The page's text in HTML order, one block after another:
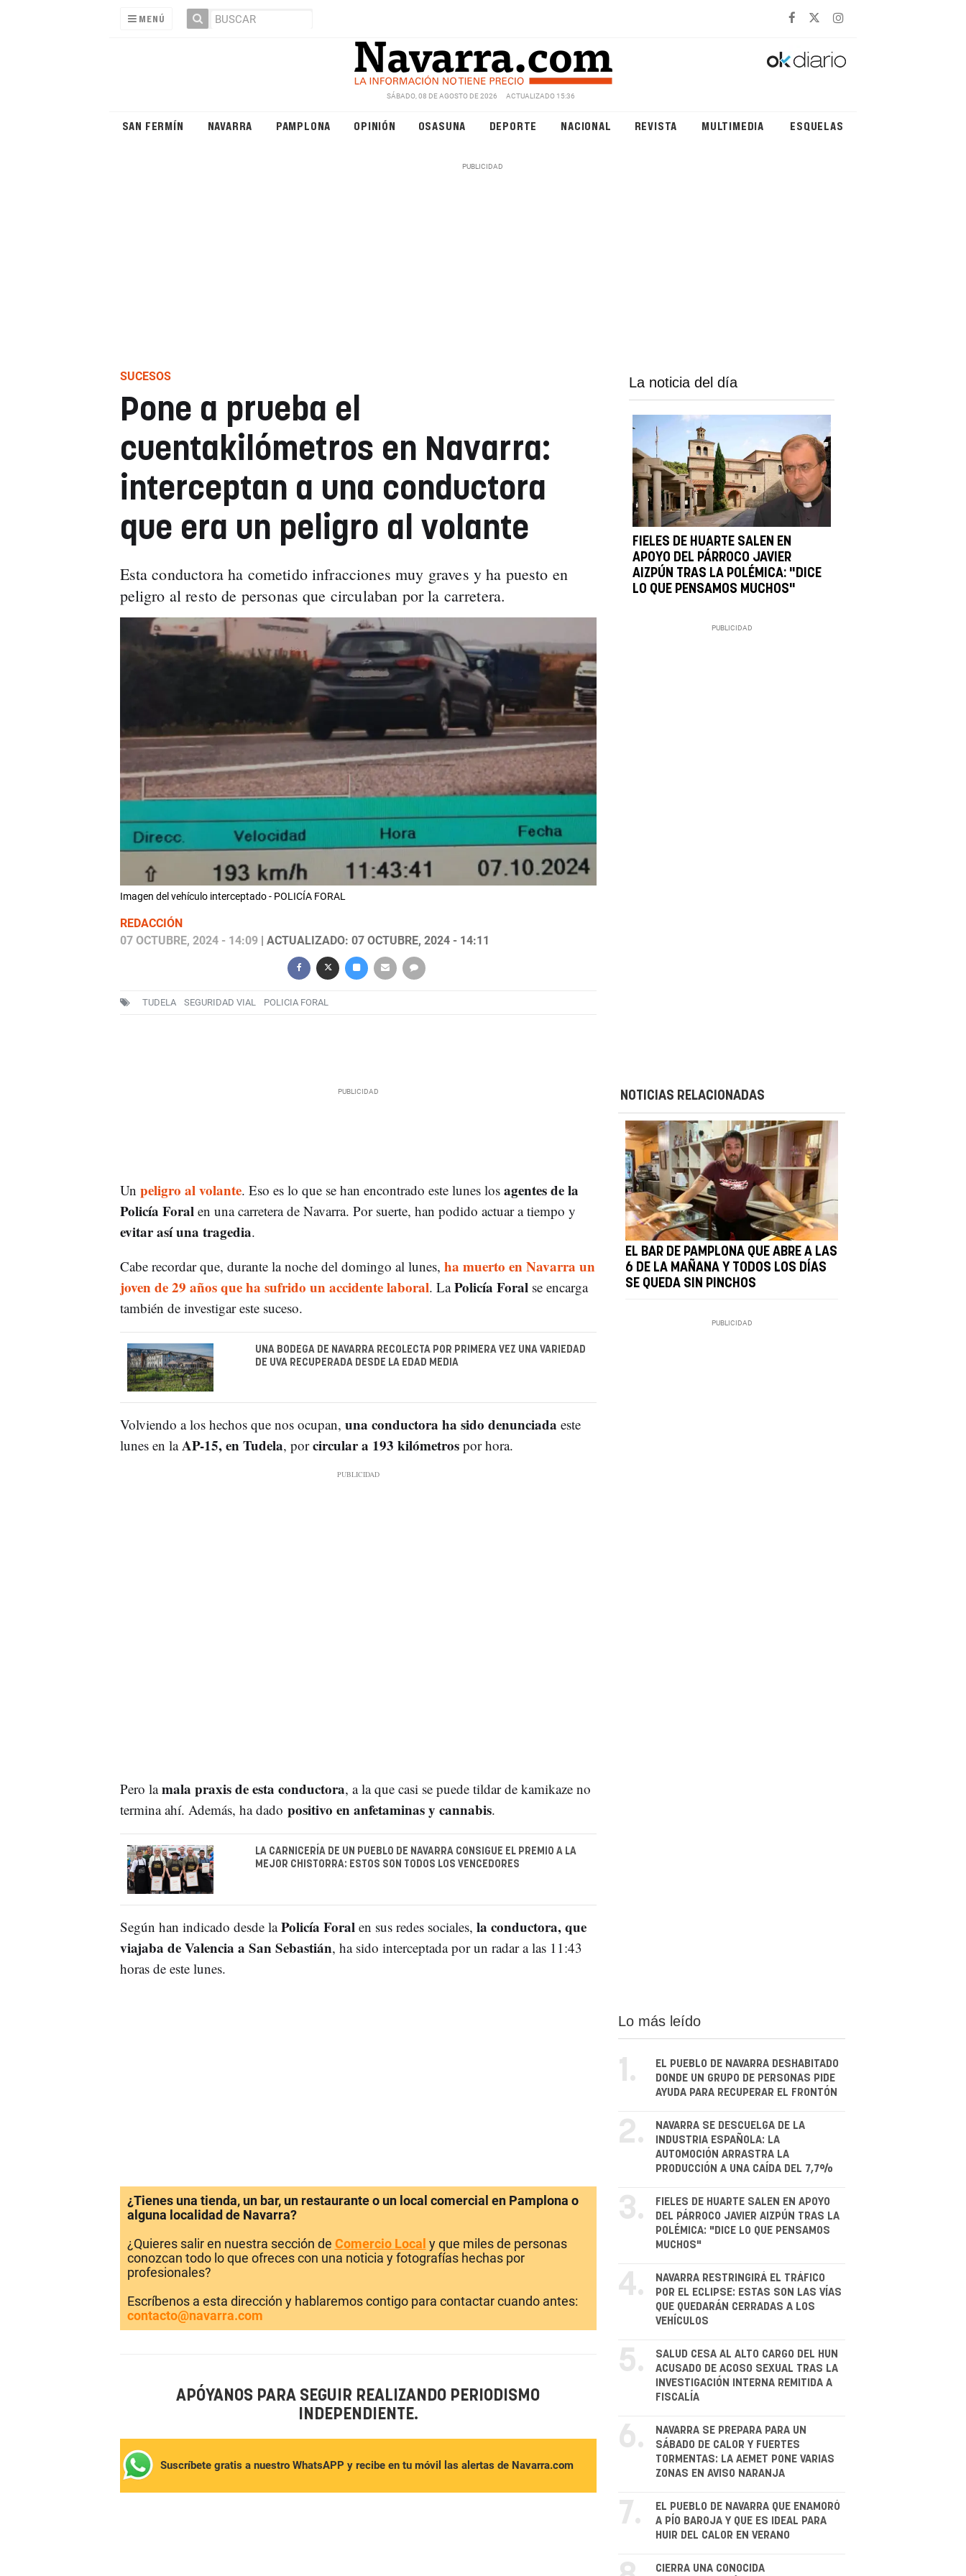
MENÚ
SÁBADO, 08 DE AGOSTO DE 2026 ACTUALIZADO 15:36
SAN FERMÍN NAVARRA PAMPLONA OPINIÓN OSASUNA DEPORTE NACIONAL REVISTA MULTIMEDIA ESQUELAS
SUCESOS
Pone a prueba el
cuentakilómetros en Navarra:
interceptan a una conductora
que era un peligro al volante
Esta conductora ha cometido infracciones muy graves y ha puesto en
peligro al resto de personas que circulaban por la carretera.
Imagen del vehículo interceptado - POLICÍA FORAL
REDACCIÓN
07 OCTUBRE, 2024 - 14:09| ACTUALIZADO: 07 OCTUBRE, 2024 - 14:11
TUDELA SEGURIDAD VIAL POLICIA FORAL
La noticia del día
FIELES DE HUARTE SALEN EN
APOYO DEL PÁRROCO JAVIER
AIZPÚN TRAS LA POLÉMICA: "DICE
LO QUE PENSAMOS MUCHOS"
Un peligro al volante. Eso es lo que se han encontrado este lunes losagentes de la
Policía Foral en una carretera de Navarra. Por suerte, han podido actuar a tiempo y
evitar así una tragedia.
Cabe recordar que, durante la noche del domingo al lunes, ha muerto en Navarra un
joven de 29 años que ha sufrido un accidente laboral. LaPolicía Foral se encarga
también de investigar este suceso.
UNA BODEGA DE NAVARRA RECOLECTA POR PRIMERA VEZ UNA VARIEDAD
DE UVA RECUPERADA DESDE LA EDAD MEDIA
Volviendo a los hechos que nos ocupan, una conductora ha sido denunciada este
lunes en laAP-15, en Tudela, porcircular a 193 kilómetros por hora.
Pero lamala praxis de esta conductora, a la que casi se puede tildar de kamikaze no
termina ahí. Además, ha dado positivo en anfetaminas y cannabis.
LA CARNICERÍA DE UN PUEBLO DE NAVARRA CONSIGUE EL PREMIO A LA
MEJOR CHISTORRA: ESTOS SON TODOS LOS VENCEDORES
Según han indicado desde laPolicía Foral en sus redes sociales, la conductora, que
viajaba de Valencia a San Sebastián, ha sido interceptada por un radar a las 11:43
horas de este lunes.
NOTICIAS RELACIONADAS
EL BAR DE PAMPLONA QUE ABRE A LAS
6 DE LA MAÑANA Y TODOS LOS DÍAS
SE QUEDA SIN PINCHOS
¿Tienes una tienda, un bar, un restaurante o un local comercial en Pamplona o
alguna localidad de Navarra?
¿Quieres salir en nuestra sección de Comercio Local y que miles de personas
conozcan todo lo que ofreces con una noticia y fotografías hechas por
profesionales?
Escríbenos a esta dirección y hablaremos contigo para contactar cuando antes:
contacto@navarra.com
APÓYANOS PARA SEGUIR REALIZANDO PERIODISMO
INDEPENDIENTE.
Suscríbete gratis a nuestro WhatsAPP y recibe en tu móvil las alertas de Navarra.com
Lo más leído
1.
EL PUEBLO DE NAVARRA DESHABITADO
DONDE UN GRUPO DE PERSONAS PIDE
AYUDA PARA RECUPERAR EL FRONTÓN
2.
NAVARRA SE DESCUELGA DE LA
INDUSTRIA ESPAÑOLA: LA
AUTOMOCIÓN ARRASTRA LA
PRODUCCIÓN A UNA CAÍDA DEL 7,7%
3.
FIELES DE HUARTE SALEN EN APOYO
DEL PÁRROCO JAVIER AIZPÚN TRAS LA
POLÉMICA: "DICE LO QUE PENSAMOS
MUCHOS"
4.
NAVARRA RESTRINGIRÁ EL TRÁFICO
POR EL ECLIPSE: ESTAS SON LAS VÍAS
QUE QUEDARÁN CERRADAS A LOS
VEHÍCULOS
5.
SALUD CESA AL ALTO CARGO DEL HUN
ACUSADO DE ACOSO SEXUAL TRAS LA
INVESTIGACIÓN INTERNA REMITIDA A
FISCALÍA
6.
NAVARRA SE PREPARA PARA UN
SÁBADO DE CALOR Y FUERTES
TORMENTAS: LA AEMET PONE VARIAS
ZONAS EN AVISO NARANJA
7.
EL PUEBLO DE NAVARRA QUE ENAMORÓ
A PÍO BAROJA Y QUE ES IDEAL PARA
HUIR DEL CALOR EN VERANO
CIERRA UNA CONOCIDA